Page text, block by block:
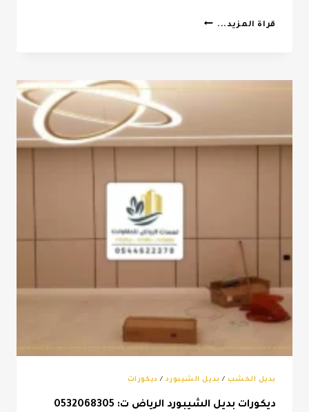
قراة المزيد... مقاول
الرياض
بديل الخشب/ بديل الشيبورد/ ديكورات
ديكورات بديل الشيبورد الرياض ت: 0532068305